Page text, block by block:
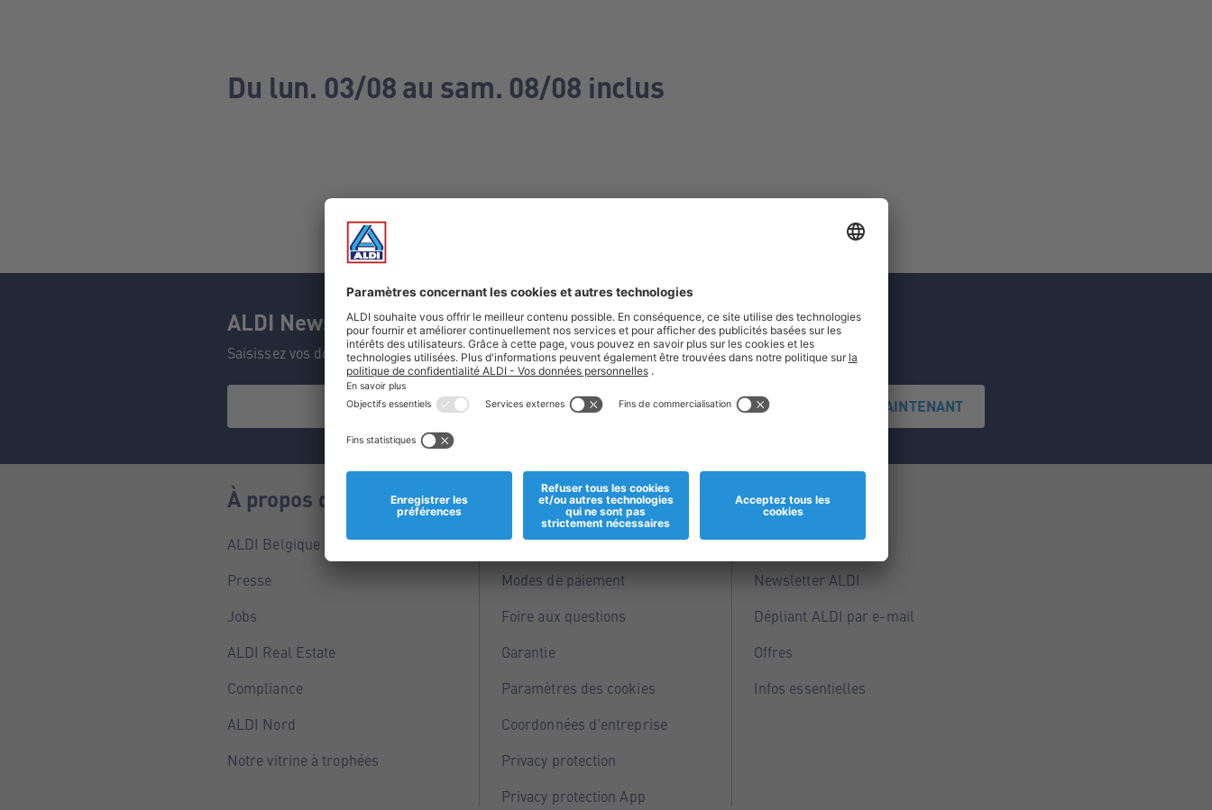
Du lun. 03/08 au sam. 08/08 inclus
ALDI Newsletter
Saisissez vos données et ne manquez aucune de nos offres.
S'INSCRIRE MAINTENANT
À propos de nous
ALDI Belgique
Presse
Jobs
ALDI Real Estate
Compliance
ALDI Nord
Notre vitrine à trophées
Informations
Magasins
Modes de paiement
Foire aux questions
Garantie
Paramètres des cookies
Coordonnées d'entreprise
Privacy protection
Privacy protection App
Service
Points ALDI
Newsletter ALDI
Dépliant ALDI par e-mail
Offres
Infos essentielles